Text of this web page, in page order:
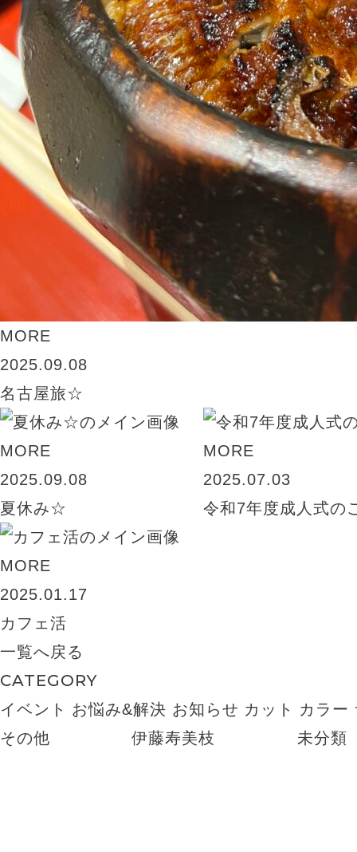
MORE
2025.09.08
名古屋旅☆
MORE
2025.09.08
夏休み☆
MORE
2025.07.03
令和7年度成人式の
MORE
2025.01.17
カフェ活
一覧へ戻る
CATEGORY
イベント お悩み&解決 お知らせ カット カラー
その他
伊藤寿美枝 未分類